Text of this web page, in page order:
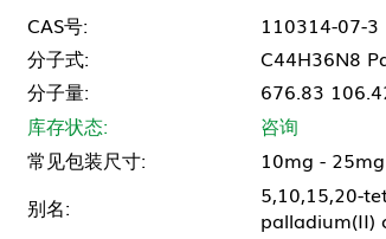
CAS号:
110314-07-3
分子式:
C44H36N8
分子量:
676.83
库存状态:
咨询
常见包装尺寸:
10mg -
别名:
5,10,15,20-
palladium(II)